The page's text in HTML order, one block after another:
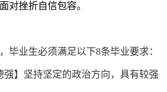
对挫折自信包容。
毕业生必须满足以下8条毕业要求 ：
强】 坚持坚定的政治方向，具有较强